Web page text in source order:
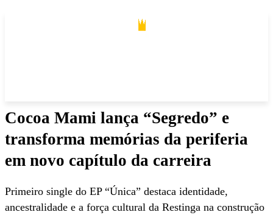
Cocoa Mami lança “Segredo” e
transforma memórias da periferia
em novo capítulo da carreira
Primeiro single do EP “Única” destaca identidade,
ancestralidade e a força cultural da Restinga na construção